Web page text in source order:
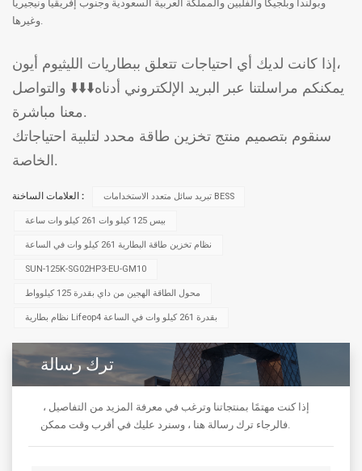
وبولندا وبلجيكا والفلبين والمملكة العربية السعودية وجنوب إفريقيا ونيجيريا
وغيرها.
إذا كانت لديك أي احتياجات تتعلق ببطاريات الليثيوم أيون،
يمكنكم مراسلتنا عبر البريد الإلكتروني أدناه⬇️⬇️⬇️ والتواصل
معنا مباشرة.
سنقوم بتصميم منتج تخزين طاقة محدد لتلبية احتياجاتك
الخاصة.
العلامات الساخنة : تبريد سائل متعدد الاستخدامات BESS
بيس 125 كيلو وات 261 كيلو وات ساعة
نظام تخزين طاقة البطارية 261 كيلو وات في الساعة
SUN-125K-SG02HP3-EU-GM10
محول الطاقة الهجين من داي بقدرة 125 كيلوواط
نظام بطارية Lifeop4 بقدرة 261 كيلو وات في الساعة
ترك رسالة